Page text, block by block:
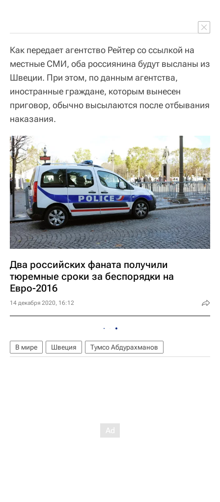
Как передает агентство Рейтер со ссылкой на
местные СМИ, оба россиянина будут высланы из
Швеции. При этом, по данным агентства,
иностранные граждане, которым вынесен
приговор, обычно высылаются после отбывания
наказания.
Два российских фаната получили
тюремные сроки за беспорядки на
Евро-2016
14 декабря 2020, 16:12
В мире Швеция Тумсо Абдурахманов